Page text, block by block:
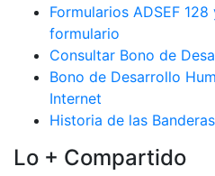
Formularios ADSEF
formulario
Consultar Bono de
Bono de Desarrollo
Internet
Historia de las
Lo + Compartido